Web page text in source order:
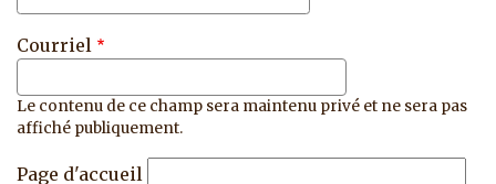
Courriel
Le contenu de ce champ sera maintenu privé et ne sera pas
affiché publiquement.
Page d'accueil